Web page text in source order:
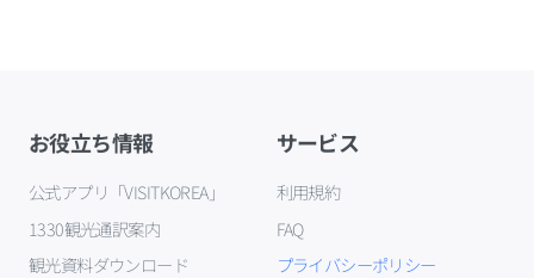
お役立ち情報
公式アプリ「VISITKOREA」
1330観光通訳案内
観光資料ダウンロード
サービス
利用規約
FAQ
プライバシーポリシー